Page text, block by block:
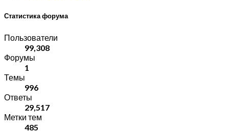
Статистика форума
Пользователи
99,308
Форумы
1
Темы
996
Ответы
29,517
Метки тем
485